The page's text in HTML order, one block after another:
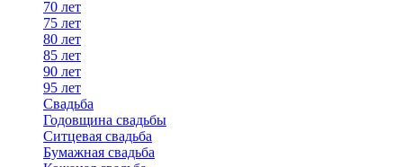
70 лет
75 лет
80 лет
85 лет
90 лет
95 лет
Свадьба
Годовщина свадьбы
Ситцевая свадьба
Бумажная свадьба